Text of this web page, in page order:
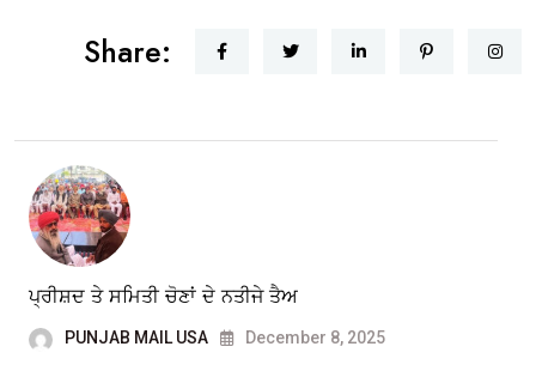
Share:
ਪ੍ਰੀਸ਼ਦ ਤੇ ਸਮਿਤੀ ਚੋਣਾਂ ਦੇ ਨਤੀਜੇ ਤੈਅ
PUNJAB MAIL USA December 8, 2025